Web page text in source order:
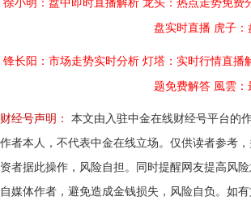
徐小明：盘中即时直播解析 龙头：热点走势免费
盘实时直播 虎子：
锋长阳：市场走势实时分析 灯塔：实时行情直播
题免费解答 風雲：
财经号声明：
本文由入驻中金在线财经号平台的
作者本人，不代表中金在线立场。仅供读者参考
资者据此操作，风险自担。同时提醒网友提高风
自媒体作者，避免造成金钱损失，风险自负。如